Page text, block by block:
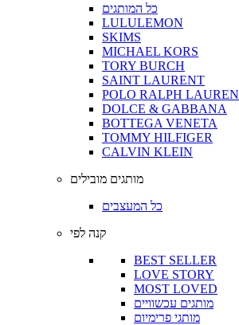
כל המותגים
LULULEMON
SKIMS
MICHAEL KORS
TORY BURCH
SAINT LAURENT
POLO RALPH LAUREN
DOLCE & GABBANA
BOTTEGA VENETA
TOMMY HILFIGER
CALVIN KLEIN
מותגים מובילים
כל המעצבים
קנה לפי
BEST SELLER
LOVE STORY
MOST LOVED
מותגים עכשוויים
מותגי פרימיום